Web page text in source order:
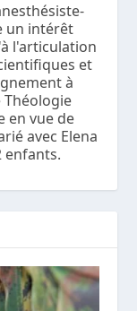
un intérêt
l'articulation
et
à
Théologie
en vue de
avec Elena
enfants.